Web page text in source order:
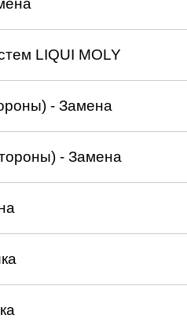
LIQUI MOLY
- Замена
- Замена